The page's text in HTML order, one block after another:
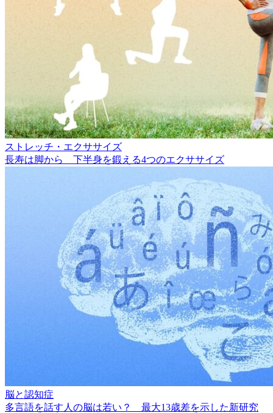
ストレッチ・エクササイズ
長寿は脚から 下半身を鍛える4つのエクササイズ
脳と認知症
多言語を話す人の脳は若い？ 最大13歳差を示した新研究